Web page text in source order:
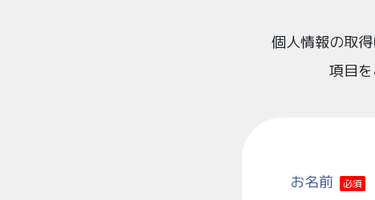
個人情報の取
項目
お名前 必須